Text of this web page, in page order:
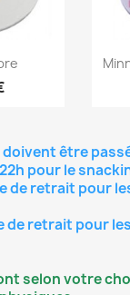
être
pour le
de retrait pour
de retrait pour
selon votre